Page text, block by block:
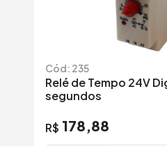
Cód: 235
Relé de Tempo 24V
segundos
R$ 178,88